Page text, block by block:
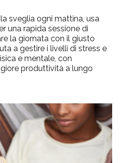
la sveglia ogni mattina, usa
una rapida sessione di
la giornata con il giusto
a gestire i livelli di stress e
e mentale, con
produttività a lungo